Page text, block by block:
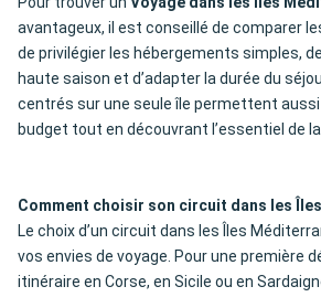
avantageux, il est conseillé de comparer
de privilégier les hébergements simples,
haute saison et d’adapter la durée du
centrés sur une seule île permettent
budget tout en découvrant l’essentiel de
Comment choisir son circuit dans les
Le choix d’un circuit dans les Îles
vos envies de voyage. Pour une première
itinéraire en Corse, en Sicile ou en